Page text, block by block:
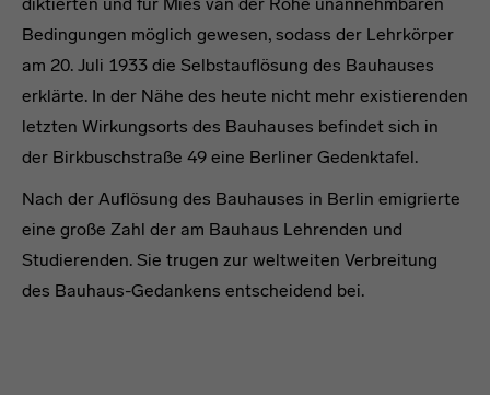
Bedingungen möglich gewesen, sodass der Lehrkörper
am 20. Juli 1933 die Selbstauflösung des Bauhauses
erklärte. In der Nähe des heute nicht mehr existierenden
letzten Wirkungsorts des Bauhauses befindet sich in
der Birkbuschstraße 49 eine Berliner Gedenktafel.
Nach der Auflösung des Bauhauses in Berlin emigrierte
eine große Zahl der am Bauhaus Lehrenden und
Studierenden. Sie trugen zur weltweiten Verbreitung
des Bauhaus-Gedankens entscheidend bei.